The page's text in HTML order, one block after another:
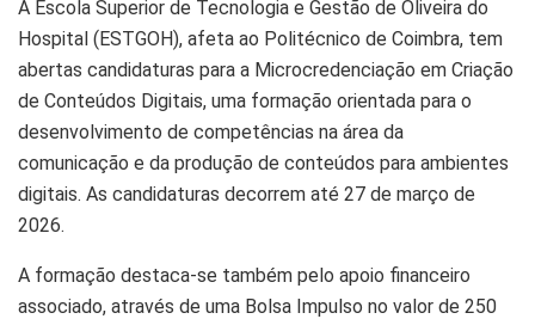
A Escola Superior de Tecnologia e Gestão de Oliveira do
Hospital (ESTGOH), afeta ao Politécnico de Coimbra, tem
abertas candidaturas para a Microcredenciação em Criação
de Conteúdos Digitais, uma formação orientada para o
desenvolvimento de competências na área da
comunicação e da produção de conteúdos para ambientes
digitais. As candidaturas decorrem até 27 de março de
2026.
A formação destaca-se também pelo apoio financeiro
associado, através de uma Bolsa Impulso no valor de 250